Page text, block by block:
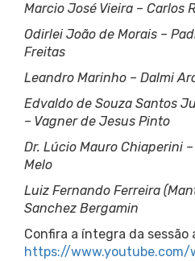
Marcio José Vieira – Carlos
Odirlei João de Morais –
Freitas
Leandro Marinho – Dalmi
Edvaldo de Souza Santos
– Vagner de Jesus Pinto
Dr. Lúcio Mauro Chiaperini
Melo
Luiz Fernando Ferreira
Sanchez Bergamin
Confira a íntegra da sessão
https://www.youtube.com/